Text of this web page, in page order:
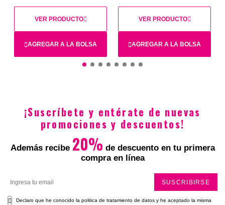
AGREGAR A LA BOLSA
VER PRODUCTO
AGREGAR A LA BOLSA
VER PRODUCTO
¡Suscríbete y entérate de nuevas
promociones y descuentos!
Además recibe 20% de descuento en tu primera
compra en línea
SUSCRIBIRSE
Declaro que he conocido la politica de tratamiento de datos y he aceptado la misma